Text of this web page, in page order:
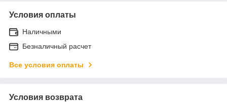
Условия оплаты
Наличными
Безналичный расчет
Все условия оплаты
Условия возврата